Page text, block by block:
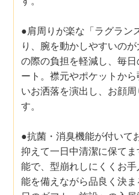
●肩周りが楽な「ラグラン
り、腕を動かしやすいの
の際の負担を軽減し、毎
ート。襟元やポケットか
いお洒落を演出し、お顔
す。
●抗菌・消臭機能が付いて
抑えて一日中清潔に保て
能で、型崩れしにくくお
能を備えながら品良く決